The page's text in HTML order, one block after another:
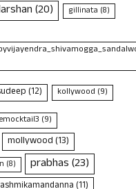
(20) gillinata (8)
(12) kollywood (9)
(9)
mollywood(13)
(8) prabhas(23)
(11)